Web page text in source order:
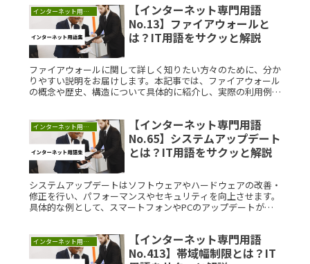
インターネット用語集
【インターネット専門用語
No.13】ファイアウォールと
は？IT用語をサクッと解説
ファイアウォールに関して詳しく知りたい方々のために、分か
りやすい説明をお届けします。本記事では、ファイアウォール
の概念や歴史、構造について具体的に紹介し、実際の利用例や
インターネット用語集
【インターネット専門用語
No.65】システムアップデート
とは？IT用語をサクッと解説
システムアップデートはソフトウェアやハードウェアの改善・
修正を行い、パフォーマンスやセキュリティを向上させます。
具体的な例として、スマートフォンやPCのアップデートが挙
を理解することで、デバイスの安全性と利便性が高まります。
インターネット用語集
【インターネット専門用語
No.413】帯域幅制限とは？IT